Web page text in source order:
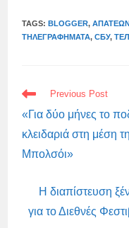
TAGS:BLOGGER,
ΤΗΛΕΓΡΑΦΉΜΑΤΑ, СБУ,
READ
MORE
ARTICLES
Previous Post
«Για δύο μήνες το
κλειδαριά στη μέση
Μπολσόι»
Η διαπίστευση
για το Διεθνές